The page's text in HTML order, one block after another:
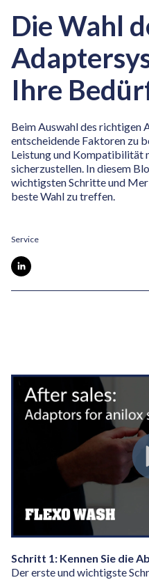
Die Wahl
Ihre
Beim Auswahl des richtigen
entscheidende Faktoren zu
Leistung und Kompatibilität
sicherzustellen. In diesem
wichtigsten Schritte und
beste Wahl zu treffen.
Service
Schritt 1: Kennen Sie die
Der erste und wichtigste